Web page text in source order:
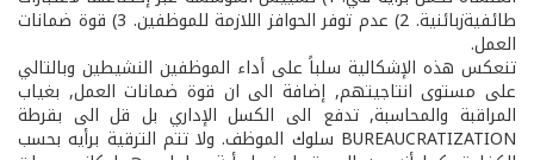
طائفية­زبائنية. 2) عدم توفر الحوافز اللازمة للموظفين. 3) قوة ضمانات
العمل.
تنعكس هذه الإشكالية سلباً على أداء الموظفين النشيطين وبالتالي
على مستوى انتاجيتهم, إضافة الى ان قوة ضمانات العمل, بغياب
المراقبة والمحاسبة, تدفع الى الكسل الإداري بل قل الى بقرطة
BUREAUCRATIZATION سلوك الموظف. ولا تتم الترقية برأيه بحسب